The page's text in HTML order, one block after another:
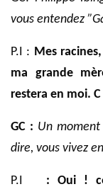
vous entendez
P.I : Mes
ma grande
restera en moi. C
GC : Un
dire, vous vivez
P.I
: Oui !